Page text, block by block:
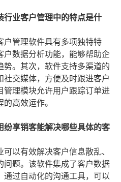
行业客户管理中的特点是什
户管理软件具有多项独特特
户数据分析功能，能够帮助企
。其次，软件支持多渠道的
交媒体，方便及时跟进客户
管理模块允许用户跟踪订单进
高效运作。
享销客能解决哪些具体的客
以有效解决客户信息散乱、
问题。该软件集成了客户数据
过自动化的沟通工具，可以